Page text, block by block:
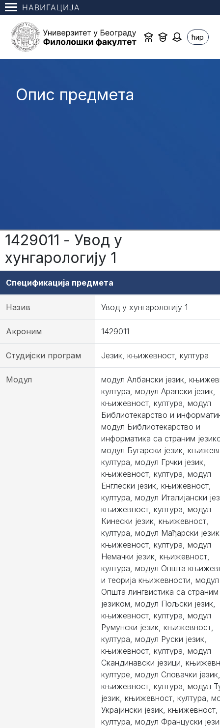
НАВИГАЦИЈА
ћир
Опис предмета
1429011 - Увод у
хунгарологију 1
Спецификација предмета
Назив Увод у хунгарологију 1
Акроним 1429011
Студијски програм Језик, књижевност, култура
Модул
модул Албански језик,
култура, модул Арапски језик,
књижевност, култура, модул
Библиотекарство и
модул Библиотекарство и
информатика са страним
модул Бугарски језик,
култура, модул Грчки језик,
књижевност, култура, модул
Енглески језик, књижевност,
култура, модул Италијански
књижевност, култура, модул
Кинески језик, књижевност,
култура, модул Мађарски
књижевност, култура, модул
Немачки језик, књижевност,
култура, модул Општа
и теорија књижевности, модул
Општа лингвистика са страним
језиком, модул Пољски језик,
књижевност, култура, модул
Румунски језик, књижевност,
култура, модул Руски језик,
књижевност, култура, модул
Скандинавски језици,
културе, модул Словачки језик,
књижевност, култура, модул
језик, књижевност, култура,
Украјински језик, књижевност,
култура, модул Француски